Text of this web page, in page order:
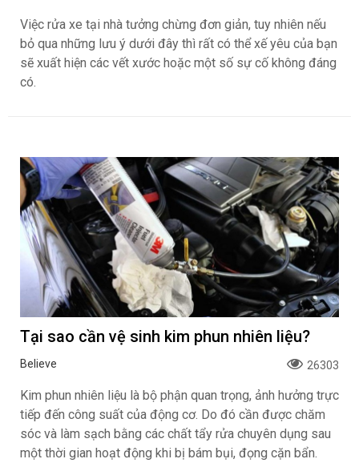
Việc rửa xe tại nhà tưởng chừng đơn giản, tuy nhiên nếu
bỏ qua những lưu ý dưới đây thì rất có thể xế yêu của bạn
sẽ xuất hiện các vết xước hoặc một số sự cố không đáng
có.
Tại sao cần vệ sinh kim phun nhiên liệu?
Believe 26303
Kim phun nhiên liệu là bộ phận quan trọng, ảnh hưởng trực
tiếp đến công suất của động cơ. Do đó cần được chăm
sóc và làm sạch bằng các chất tẩy rửa chuyên dụng sau
một thời gian hoạt động khi bị bám bụi, đọng cặn bẩn.